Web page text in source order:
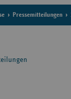
Pressemitteilungen